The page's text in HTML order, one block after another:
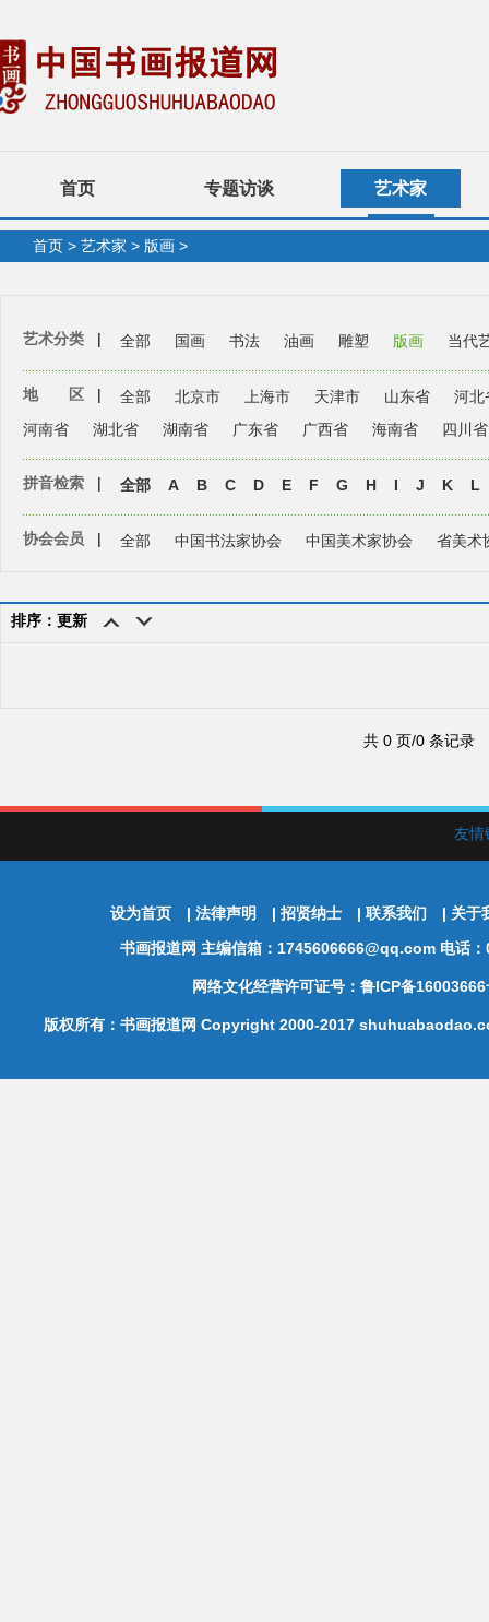
首页 专题访谈 艺术家
首页 > 艺术家 > 版画 >
艺术分类 | 全部 国画 书法 油画 雕塑 版画 当代
地 区 | 全部 北京市 上海市 天津市 山东省
河北
河南省
湖北省 湖南省 广东省 广西省 海南省 四川省
拼音检索 | 全部 A B C D E F G H I J K L
协会会员 | 全部 中国书法家协会 中国美术家协会 省美术
排序：更新
共 0 页/0 条记录
友
设为首页 | 法律声明 | 招贤纳士 | 联系我们 | 关于
书画报道网 主编信箱：1745606666@qq.com 电话
网络文化经营许可证号：鲁ICP备
版权所有：书画报道网 Copyright 2000-2017